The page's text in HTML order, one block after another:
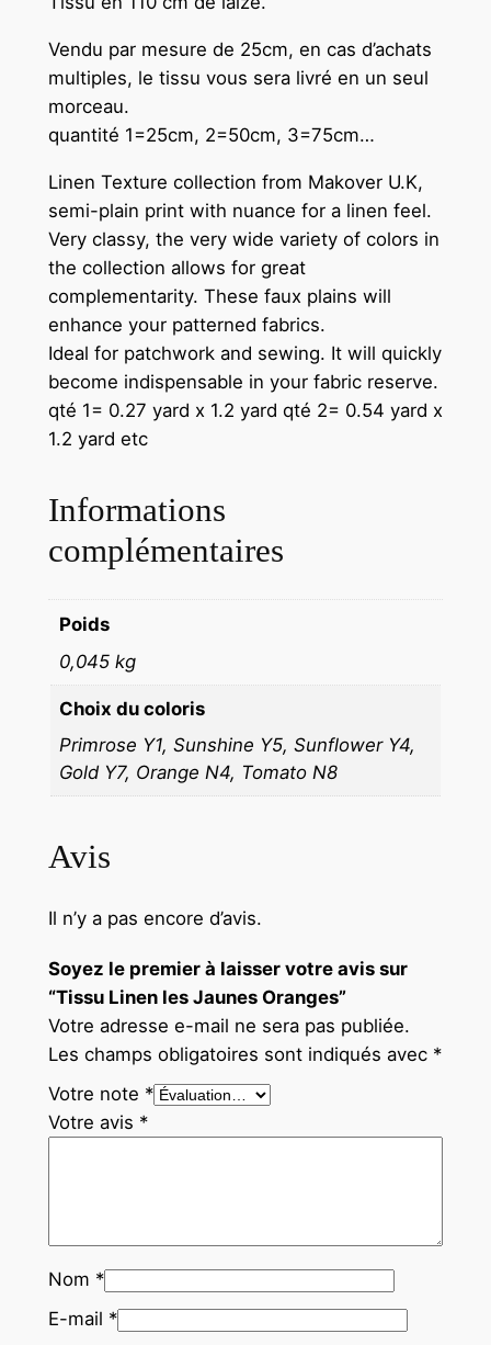
Vendu par mesure de 25cm, en cas d’achats
multiples, le tissu vous sera livré en un seul
morceau.
quantité 1=25cm, 2=50cm, 3=75cm…
Linen Texture collection from Makover U.K,
semi-plain print with nuance for a linen feel.
Very classy, ​​the very wide variety of colors in
the collection allows for great
complementarity. These faux plains will
enhance your patterned fabrics.
Ideal for patchwork and sewing. It will quickly
become indispensable in your fabric reserve.
qté 1= 0.27 yard x 1.2 yard qté 2= 0.54 yard x
1.2 yard etc
Informations
complémentaires
Poids
0,045 kg
Choix du coloris
Primrose Y1, Sunshine Y5, Sunflower Y4,
Gold Y7, Orange N4, Tomato N8
Avis
Il n’y a pas encore d’avis.
Soyez le premier à laisser votre avis sur
“Tissu Linen les Jaunes Oranges”
Votre adresse e-mail ne sera pas publiée.
Les champs obligatoires sont indiqués avec *
Votre note *
Votre avis *
Nom *
E-mail *